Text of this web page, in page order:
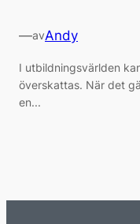
—avAndy
I utbildningsvärlden
överskattas. När det
en...